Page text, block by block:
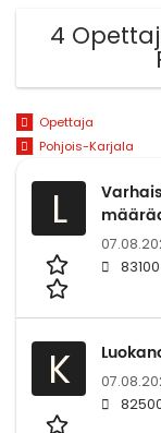
4
Opettaja
Pohjois-Karjala
L
K